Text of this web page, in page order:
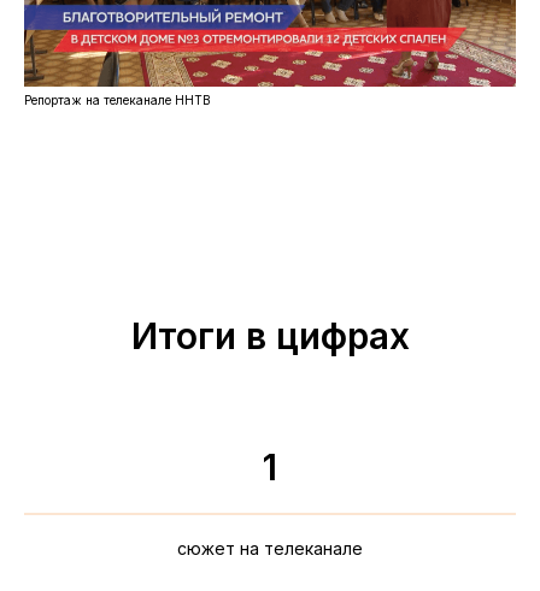
Репортаж на телеканале ННТВ
Итоги в цифрах
1
сюжет на телеканале
конфиденциальности
Обсудить задачи